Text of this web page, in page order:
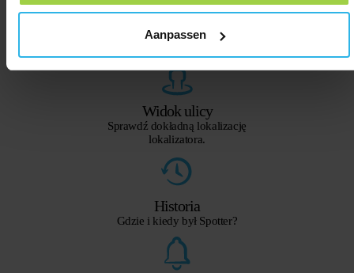
Aanpassen
Lokalizacje na mapie
Zawsze masz wgląd w najnowsze
lokalizacje.
Widok ulicy
Sprawdź dokładną lokalizację
lokalizatora.
Historia
Gdzie i kiedy był Spotter?